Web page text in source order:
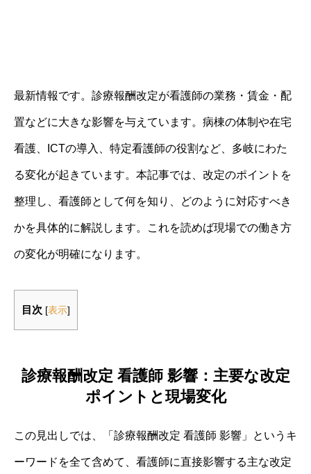
最新情報です。診療報酬改定が看護師の業務・賃金・配
置などに大きな影響を与えています。病棟の体制や在宅
看護、ICTの導入、特定看護師の役割など、多岐にわた
る変化が起きています。本記事では、改定のポイントを
整理し、看護師として何を知り、どのように対応すべき
かを具体的に解説します。これを読めば現場での働き方
の変化が明確になります。
目次 [表示]
診療報酬改定 看護師 影響：主要な改定
ポイントと現場変化
この見出しでは、「診療報酬改定 看護師 影響」というキ
ーワードを全て含めて、看護師に直接影響する主な改定